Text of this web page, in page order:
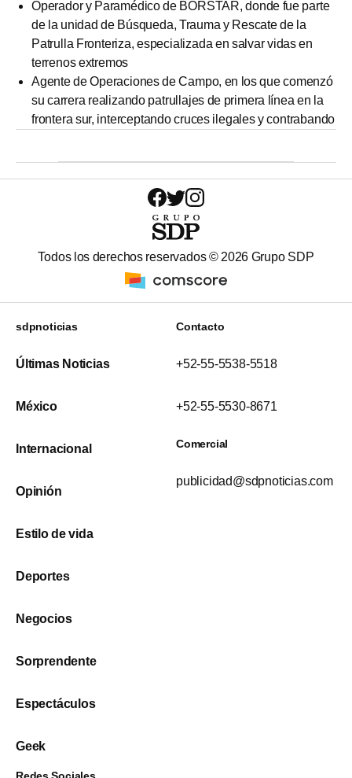
Operador y Paramédico de BORSTAR, donde fue parte
de la unidad de Búsqueda, Trauma y Rescate de la
Patrulla Fronteriza, especializada en salvar vidas en
terrenos extremos
Agente de Operaciones de Campo, en los que comenzó
su carrera realizando patrullajes de primera línea en la
frontera sur, interceptando cruces ilegales y contrabando
Todos los derechos reservados © 2026 Grupo SDP
sdpnoticias
Últimas Noticias
México
Internacional
Opinión
Estilo de vida
Deportes
Negocios
Sorprendente
Espectáculos
Geek
Contacto
+52-55-5538-5518
+52-55-5530-8671
Comercial
publicidad@sdpnoticias.com